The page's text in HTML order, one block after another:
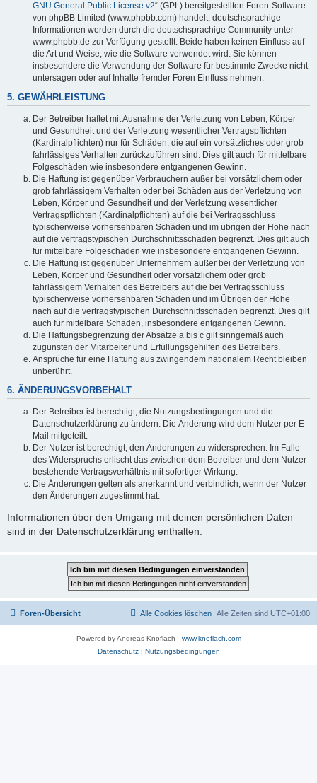
GNU General Public License v2“ (GPL) bereitgestellten Foren-Software
von phpBB Limited (www.phpbb.com) handelt; deutschsprachige
Informationen werden durch die deutschsprachige Community unter
www.phpbb.de zur Verfügung gestellt. Beide haben keinen Einfluss auf
die Art und Weise, wie die Software verwendet wird. Sie können
insbesondere die Verwendung der Software für bestimmte Zwecke nicht
untersagen oder auf Inhalte fremder Foren Einfluss nehmen.
5. GEWÄHRLEISTUNG
Der Betreiber haftet mit Ausnahme der Verletzung von Leben, Körper
und Gesundheit und der Verletzung wesentlicher Vertragspflichten
(Kardinalpflichten) nur für Schäden, die auf ein vorsätzliches oder grob
fahrlässiges Verhalten zurückzuführen sind. Dies gilt auch für mittelbare
Folgeschäden wie insbesondere entgangenen Gewinn.
Die Haftung ist gegenüber Verbrauchern außer bei vorsätzlichem oder
grob fahrlässigem Verhalten oder bei Schäden aus der Verletzung von
Leben, Körper und Gesundheit und der Verletzung wesentlicher
Vertragspflichten (Kardinalpflichten) auf die bei Vertragsschluss
typischerweise vorhersehbaren Schäden und im übrigen der Höhe nach
auf die vertragstypischen Durchschnittsschäden begrenzt. Dies gilt auch
für mittelbare Folgeschäden wie insbesondere entgangenen Gewinn.
Die Haftung ist gegenüber Unternehmern außer bei der Verletzung von
Leben, Körper und Gesundheit oder vorsätzlichem oder grob
fahrlässigem Verhalten des Betreibers auf die bei Vertragsschluss
typischerweise vorhersehbaren Schäden und im Übrigen der Höhe
nach auf die vertragstypischen Durchschnittsschäden begrenzt. Dies gilt
auch für mittelbare Schäden, insbesondere entgangenen Gewinn.
Die Haftungsbegrenzung der Absätze a bis c gilt sinngemäß auch
zugunsten der Mitarbeiter und Erfüllungsgehilfen des Betreibers.
Ansprüche für eine Haftung aus zwingendem nationalem Recht bleiben
unberührt.
6. ÄNDERUNGSVORBEHALT
Der Betreiber ist berechtigt, die Nutzungsbedingungen und die
Datenschutzerklärung zu ändern. Die Änderung wird dem Nutzer per E-
Mail mitgeteilt.
Der Nutzer ist berechtigt, den Änderungen zu widersprechen. Im Falle
des Widerspruchs erlischt das zwischen dem Betreiber und dem Nutzer
bestehende Vertragsverhältnis mit sofortiger Wirkung.
Die Änderungen gelten als anerkannt und verbindlich, wenn der Nutzer
den Änderungen zugestimmt hat.
Informationen über den Umgang mit deinen persönlichen Daten
sind in der Datenschutzerklärung enthalten.
Foren-Übersicht Alle Zeiten sind UTC+01:00
Alle Cookies löschen
Powered by Andreas Knoflach - www.knoflach.com
Datenschutz| Nutzungsbedingungen